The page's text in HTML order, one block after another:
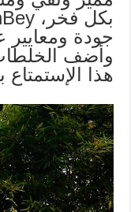
جودة
وأضف
هذا